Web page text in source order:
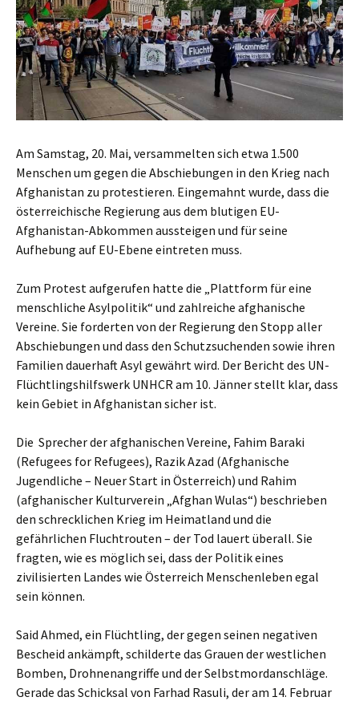
Am Samstag, 20. Mai, versammelten sich etwa 1.500
Menschen um gegen die Abschiebungen in den Krieg nach
Afghanistan zu protestieren. Eingemahnt wurde, dass die
österreichische Regierung aus dem blutigen EU-
Afghanistan-Abkommen aussteigen und für seine
Aufhebung auf EU-Ebene eintreten muss.
Zum Protest aufgerufen hatte die „Plattform für eine
menschliche Asylpolitik“ und zahlreiche afghanische
Vereine. Sie forderten von der Regierung den Stopp aller
Abschiebungen und dass den Schutzsuchenden sowie ihren
Familien dauerhaft Asyl gewährt wird. Der Bericht des UN-
Flüchtlingshilfswerk UNHCR am 10. Jänner stellt klar, dass
kein Gebiet in Afghanistan sicher ist.
Die Sprecher der afghanischen Vereine, Fahim Baraki
(Refugees for Refugees), Razik Azad (Afghanische
Jugendliche – Neuer Start in Österreich) und Rahim
(afghanischer Kulturverein „Afghan Wulas“) beschrieben
den schrecklichen Krieg im Heimatland und die
gefährlichen Fluchtrouten – der Tod lauert überall. Sie
fragten, wie es möglich sei, dass der Politik eines
zivilisierten Landes wie Österreich Menschenleben egal
sein können.
Said Ahmed, ein Flüchtling, der gegen seinen negativen
Bescheid ankämpft, schilderte das Grauen der westlichen
Bomben, Drohnenangriffe und der Selbstmordanschläge.
Gerade das Schicksal von Farhad Rasuli, der am 14. Februar